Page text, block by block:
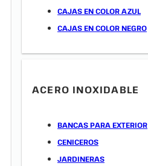
CAJAS EN COLOR AZUL
CAJAS EN COLOR NEGRO
ACERO INOXIDABLE
BANCAS PARA EXTERIOR
CENICEROS
JARDINERAS